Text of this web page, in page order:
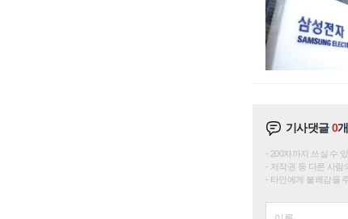
기사댓글0개
200자까지 쓰실 수
저작권 등 다른 사람
타인에게 불쾌감을